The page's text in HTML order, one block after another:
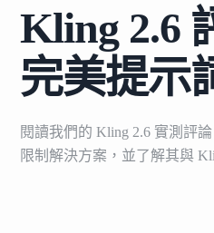
Kling 2.6
完美提示
閱讀我們的 Kling 2.6 實測評
限制解決方案，並了解其與